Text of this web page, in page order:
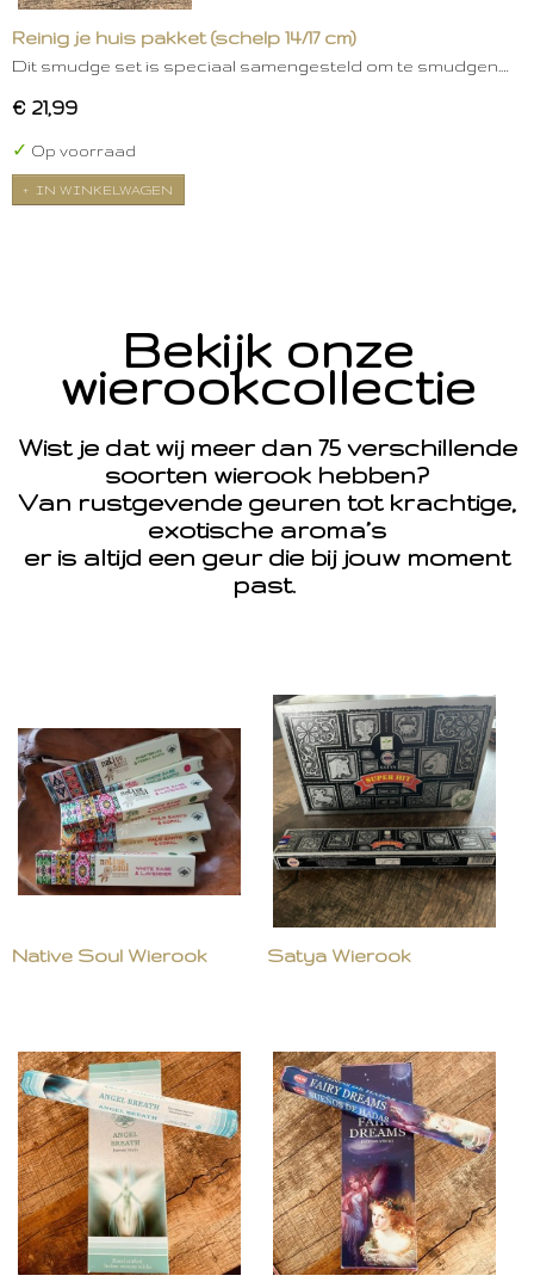
Reinig je huis pakket (schelp 14/17 cm)
Dit smudge set is speciaal samengesteld om te smudgen.…
€ 21,99
✓ Op voorraad
IN WINKELWAGEN
Bekijk onze
wierookcollectie
Wist je dat wij meer dan 75 verschillende
soorten wierook hebben?
Van rustgevende geuren tot krachtige,
exotische aroma’s
er is altijd een geur die bij jouw moment
past.
Native Soul Wierook Satya Wierook